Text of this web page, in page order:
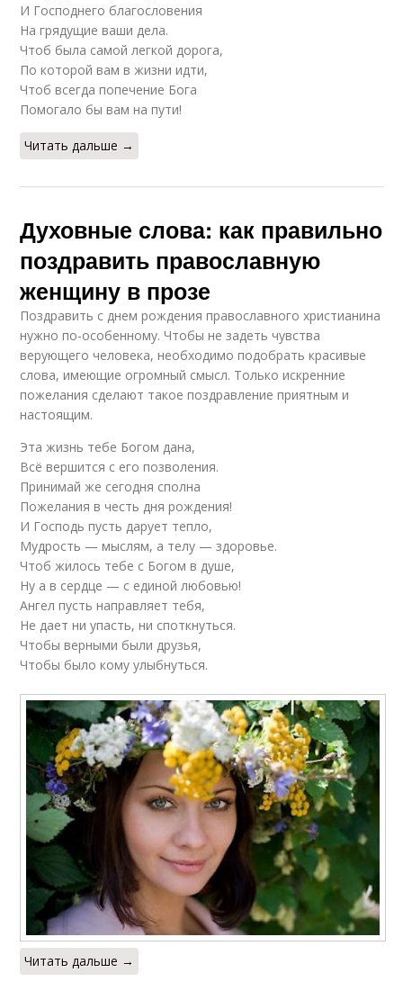
И Господнего благословения
На грядущие ваши дела.
Чтоб была самой легкой дорога,
По которой вам в жизни идти,
Чтоб всегда попечение Бога
Помогало бы вам на пути!
Читать дальше →
Духовные слова: как правильно
поздравить православную
женщину в прозе
Поздравить с днем рождения православного христианина
нужно по-особенному. Чтобы не задеть чувства
верующего человека, необходимо подобрать красивые
слова, имеющие огромный смысл. Только искренние
пожелания сделают такое поздравление приятным и
настоящим.
Эта жизнь тебе Богом дана,
Всё вершится с его позволения.
Принимай же сегодня сполна
Пожелания в честь дня рождения!
И Господь пусть дарует тепло,
Мудрость — мыслям, а телу — здоровье.
Чтоб жилось тебе с Богом в душе,
Ну а в сердце — с единой любовью!
Ангел пусть направляет тебя,
Не дает ни упасть, ни споткнуться.
Чтобы верными были друзья,
Чтобы было кому улыбнуться.
Читать дальше →